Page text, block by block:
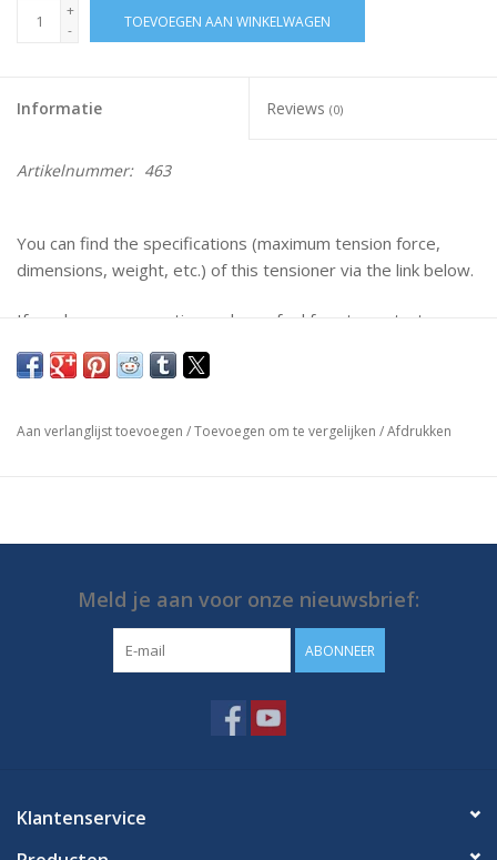
+
-
TOEVOEGEN AAN WINKELWAGEN
Informatie Reviews (0)
Artikelnummer: 463
You can find the specifications (maximum tension force,
dimensions, weight, etc.) of this tensioner via the link below.
If you have any questions, please feel free to contact us.
https://media.destaco.com/assetbank-
Aan verlanglijst toevoegen /Toevoegen om te vergelijken /Afdrukken
Meld je aan voor onze nieuwsbrief:
ABONNEER
Klantenservice